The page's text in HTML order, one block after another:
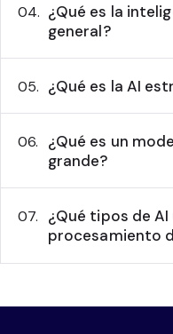
04. ¿Qué es la
general?
05. ¿Qué es la AI
06.
¿Qué es un
grande?
07.
¿Qué tipos de
procesamiento